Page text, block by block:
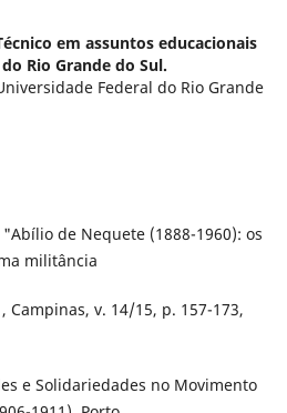
em assuntos educacionais
Rio Grande do Sul.
Federal do Rio Grande
de Nequete (1888-1960): os
militância
v. 14/15, p. 157-173,
e Solidariedades no Movimento